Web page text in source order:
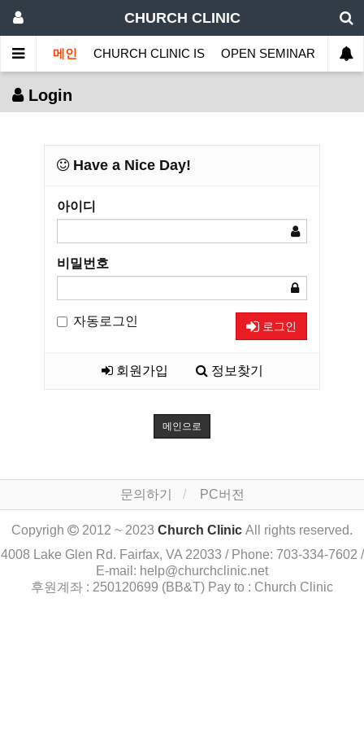
CHURCH CLINIC
메인 CHURCH CLINIC IS OPEN SEMINAR
Login
Have a Nice Day!
아이디
비밀번호
자동로그인 로그인
회원가입 정보찾기
메인으로
문의하기 PC버전
Copyrigh 2012 ~ 2023 Church Clinic All rights reserved.
4008 Lake Glen Rd. Fairfax, VA 22033 / Phone: 703-334-7602 /
E-mail: help@churchclinic.net
후원계좌 : 250120699 (BB&T) Pay to : Church Clinic